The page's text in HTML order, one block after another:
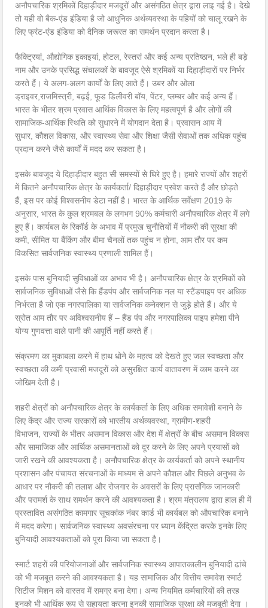
अनौपचारिक श्रमिकों दिहाड़ीदार मजदूरों और असंगठित क्षेत्र द्वारा लाइ गई है। देखे
तो यही वो बैक-एंड इंडिया है जो आधुनिक अर्थव्यवस्था के पहियों को चालू रखने के
लिए फ्रंट-एंड इंडिया को दैनिक जरूरत का समर्थन प्रदान करता है।
फैक्ट्रियां, औद्योगिक इकाइयां, होटल, रेस्तरां और कई अन्य प्रतिष्ठान, भले ही बड़े
नाम और उनके प्रसिद्ध संचालकों के बावजूद ऐसे श्रमिकों या दिहाड़ीदारों पर निर्भर
करते हैं। ये अलग-अलग कार्यों के लिए आते हैं। उबर और ओला
ड्राइवर,राजमिस्त्री, बढ़ई, फूड डिलीवरी बॉय, पेंटर, प्लम्बर और कई अन्य हैं।
भारत के भीतर श्रम प्रवास आर्थिक विकास के लिए महत्वपूर्ण है और लोगों की
सामाजिक-आर्थिक स्थिति को सुधारने में योगदान देता है। प्रवासन आय में
सुधार, कौशल विकास, और स्वास्थ्य सेवा और शिक्षा जैसी सेवाओं तक अधिक पहुंच
प्रदान करने जैसे कार्यों में मदद कर सकता है।
इसके बावजूद ये दिहाड़ीदार बहुत सी समस्यों से घिरे हुए है। हमारे राज्यों और शहरों
में कितने अनौपचारिक क्षेत्र के कार्यकर्ता/ दिहाड़ीदार प्रवेश करते हैं और छोड़ते
हैं, इस पर कोई विश्वसनीय डेटा नहीं है। भारत के आर्थिक सर्वेक्षण 2019 के
अनुसार, भारत के कुल श्रमबल के लगभग 90% कर्मचारी अनौपचारिक क्षेत्र में लगे
हुए हैं। कार्यबल के रिकॉर्ड के अभाव में प्रमुख चुनौतियों में नौकरी की सुरक्षा की
कमी, सीमित या बैंकिंग और बीमा चैनलों तक पहुंच न होना, आम तौर पर कम
विकसित सार्वजनिक स्वास्थ्य प्रणाली शामिल हैं।
इसके पास बुनियादी सुविधाओं का अभाव भी है। अनौपचारिक क्षेत्र के श्रमिकों को
सार्वजनिक सुविधाओं जैसे कि हैंडपंप और सार्वजनिक नल या स्टैंडपाइप पर अधिक
निर्भरता है जो एक नगरपालिका या सार्वजनिक कनेक्शन से जुड़े होते हैं। और ये
स्रोत आम तौर पर अविश्वसनीय हैं – हैंड पंप और नगरपालिका पाइप हमेशा पीने
योग्य गुणवत्ता वाले पानी की आपूर्ति नहीं करते हैं।
संक्रमण का मुकाबला करने में हाथ धोने के महत्व को देखते हुए जल स्वच्छता और
स्वच्छता की कमी प्रवासी मजदूरों को असुरक्षित कार्य वातावरण में काम करने का
जोखिम देती है।
शहरी क्षेत्रों को अनौपचारिक क्षेत्र के कार्यकर्ता के लिए अधिक समावेशी बनाने के
लिए केंद्र और राज्य सरकारों को भारतीय अर्थव्यवस्था, ग्रामीण-शहरी
विभाजन, राज्यों के भीतर असमान विकास और देश में क्षेत्रों के बीच असमान विकास
और सामाजिक और आर्थिक असमानताओं को दूर करने के लिए अपने प्रयासों को
जारी रखने की आवश्यकता है। अनौपचारिक क्षेत्र के कार्यकर्ता को अपने स्थानीय
प्रशासन और पंचायत संरचनाओं के माध्यम से अपने कौशल और पिछले अनुभव के
आधार पर नौकरी की तलाश और रोजगार के अवसरों के लिए प्रासंगिक जानकारी
और परामर्श के साथ समर्थन करने की आवश्यकता है। श्रम मंत्रालय द्वारा हाल ही में
प्रस्तावित असंगठित कामगार सूचकांक नंबर कार्ड भी कार्यबल को औपचारिक बनाने
में मदद करेगा। सार्वजनिक स्वास्थ्य अवसंरचना पर ध्यान केंद्रित करके इनके लिए
बुनियादी आवश्यकताओं को पूरा किया जा सकता है।
स्मार्ट शहरों की परियोजनाओं और सार्वजनिक स्वास्थ्य आपातकालीन बुनियादी ढांचे
को भी मजबूत करने की आवश्यकता है। यह सामाजिक और वित्तीय समावेश स्मार्ट
सिटीज मिशन को वास्तव में समग्र बना देगा। अन्य नियमित कर्मचारियों की तरह
इनको भी आर्थिक रूप से सहायता करना इनकी सामाजिक सुरक्षा को मजबूती देगा ।